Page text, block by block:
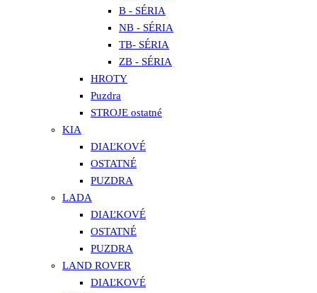
B - SÉRIA
NB - SÉRIA
TB- SÉRIA
ZB - SÉRIA
HROTY
Puzdra
STROJE ostatné
KIA
DIAĽKOVÉ
OSTATNÉ
PUZDRA
LADA
DIAĽKOVÉ
OSTATNÉ
PUZDRA
LAND ROVER
DIAĽKOVÉ